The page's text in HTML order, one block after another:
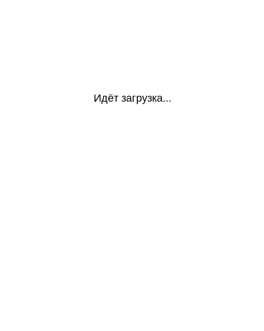
Идёт загрузка...